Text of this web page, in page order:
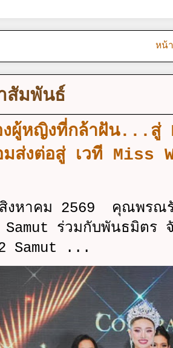
หน้
สัมพันธ์
งผู้หญิงที่กล้าฝัน...
มส่งต่อสู่ เวที
งหาคม 2569 คุณพร
ร่วมกับพันธมิตร จั
Samut ...